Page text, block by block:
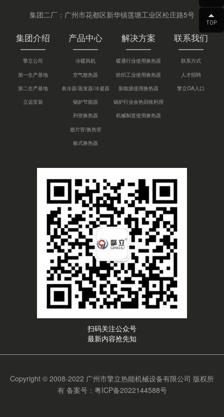
集团二厂：广州市花都区新华镇莲塘工业区松庄路5号
集团介绍
擎立公司
第一生产基地
第二生产基地
立远安装
产品中心
冷暖风机
空气散热器
表冷器/蒸发器/冷凝器
锅炉节能器
列管换热器
翅片管/换热管
板式换热器
解决方案
暖通行业使用换热器
纺织工业使用换热器
新能源使用换热器
锅炉行业余热回收利用
机械制造使用换热器
联系我们
联系方式
人才招聘
擎立OA入口
扫码关注公众号
最新内容抢先知
Copyright © 2008-2022 广州市擎立热能机械设备有限公司 版权所
有 备案号：粤ICP备2022144588号